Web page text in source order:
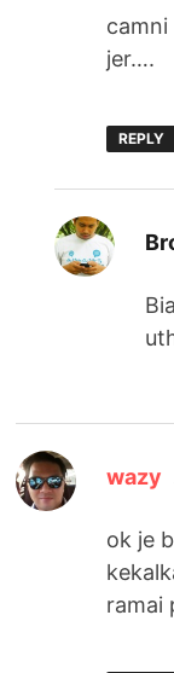
jer….
REPLY
wazy
ok je
ramai